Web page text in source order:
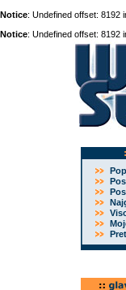
Notice: Undefined offset: 8192
Notice: Undefined offset: 8192